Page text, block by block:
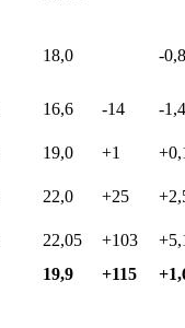
18,0 -0,8
16,6 -14 -1,4
19,0 +1
22,0 +25
22,05 +103
19,9 +115